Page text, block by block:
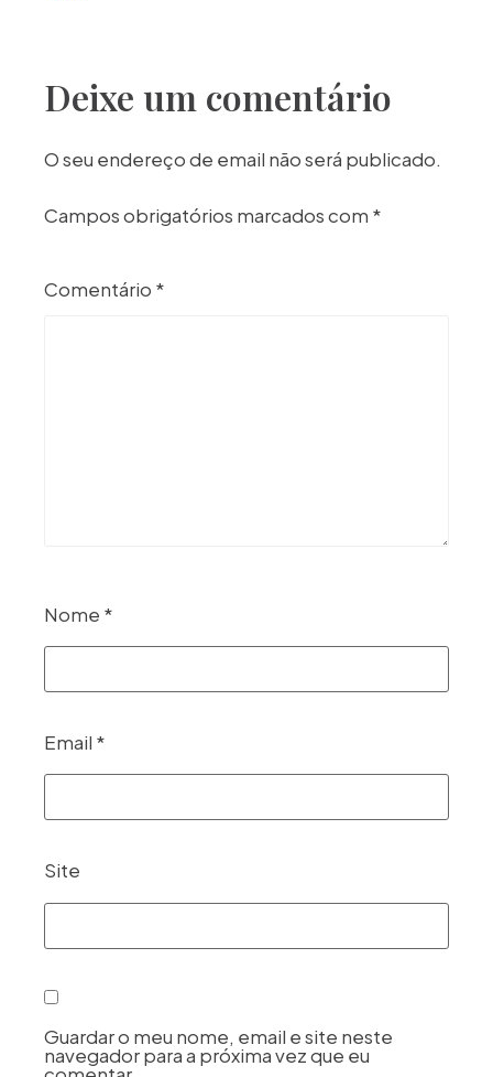
Deixe um comentário
O seu endereço de email não será publicado.
Campos obrigatórios marcados com *
Comentário *
Nome *
Email *
Site
Guardar o meu nome, email e site neste
navegador para a próxima vez que eu